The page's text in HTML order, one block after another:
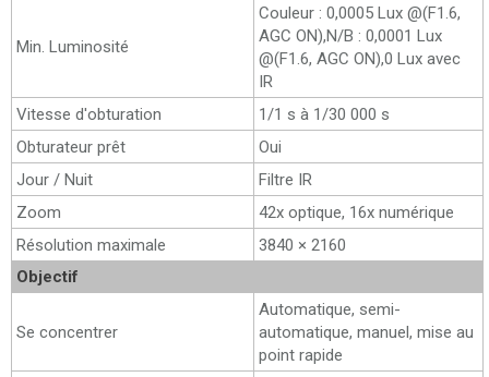
Min. Luminosité
Couleur : 0,0005 Lux @(F1.6,
AGC ON),N/B : 0,0001 Lux
@(F1.6, AGC ON),0 Lux avec
IR
Vitesse d'obturation
1/1 s à 1/30 000 s
Obturateur prêt
Oui
Jour / Nuit
Filtre IR
Zoom
42x optique, 16x numérique
Résolution maximale
3840 × 2160
Objectif
Se concentrer
Automatique, semi-
automatique, manuel, mise au
point rapide